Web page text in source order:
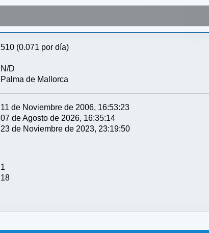
510 (0.071 por día)
N/D
Palma de Mallorca
11 de Noviembre de 2006, 16:53:23
07 de Agosto de 2026, 16:35:14
23 de Noviembre de 2023, 23:19:50
1
18